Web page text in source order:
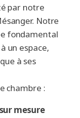
par notre
Notre
fondamental
un espace,
à ses
chambre :
mesure